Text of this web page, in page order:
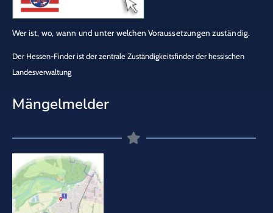
Wer ist, wo, wann und unter welchen Voraussetzungen zuständig.
Der Hessen-Finder ist der zentrale Zuständigkeitsfinder der hessischen
Landesverwaltung
Mängelmelder